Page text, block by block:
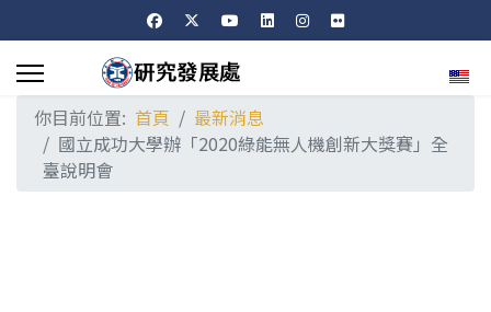
選擇
你目前位置: 首頁
最新消息
國立成功大學辦「2020綠能無人機創新大獎賽」全
臺說明會